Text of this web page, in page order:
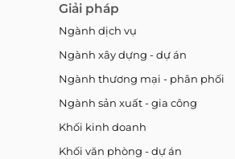
Giải pháp
Ngành dịch vụ
Ngành xây dựng - dự án
Ngành thương mại - phân phối
Ngành sản xuất - gia công
Khối kinh doanh
Khối văn phòng - dự án